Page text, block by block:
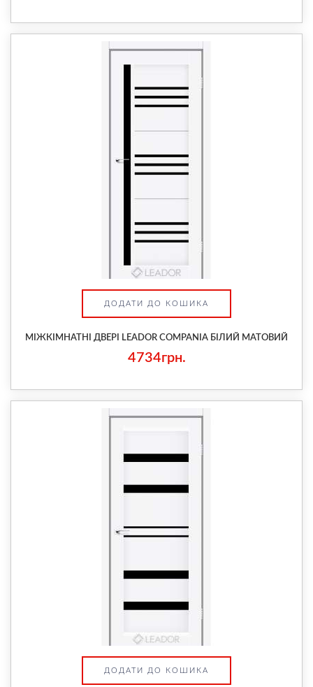
ДОДАТИ ДО КОШИКА
МІЖКІМНАТНІ ДВЕРІ LEADOR COMPANIA БІЛИЙ МАТОВИЙ
4734грн.
ДОДАТИ ДО КОШИКА